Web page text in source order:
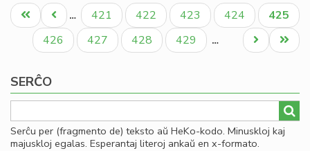
kaj
Pagination
Unua
paĝo
Antaŭa
paĝo
… Paĝo
421 Paĝo
422 Paĝo
423 Paĝo
424
Aktuala
paĝo
425
Paĝo
426 Paĝo
427 Paĝo
428 Paĝo
429 …
Last
page
Next
page
SERĈO
Serĉu per (fragmento de) teksto aŭ HeKo-kodo. Minuskloj kaj
majuskloj egalas. Esperantaj literoj ankaŭ en x-formato.